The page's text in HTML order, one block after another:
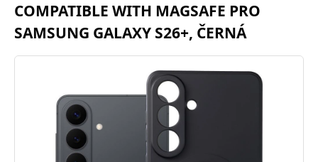
COMPATIBLE WITH MAGSAFE PRO
SAMSUNG GALAXY S26+, ČERNÁ